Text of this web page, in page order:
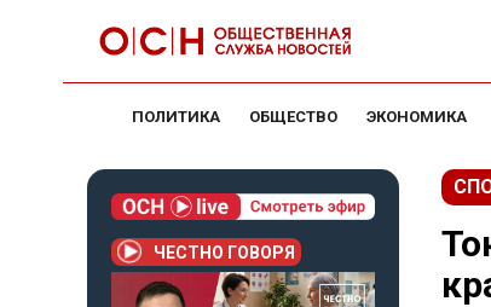
ПОЛИТИКА ОБЩЕСТВО ЭКОНОМИКА
ЧЕСТНО ГОВОРЯ